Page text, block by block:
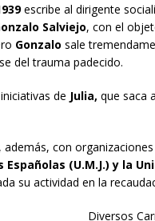
escribe al dirigente
Salviejo, con el
Gonzalo sale
del trauma padecido.
de Julia, que saca
con
(U.M.J.) y la
su actividad en la
Diversos